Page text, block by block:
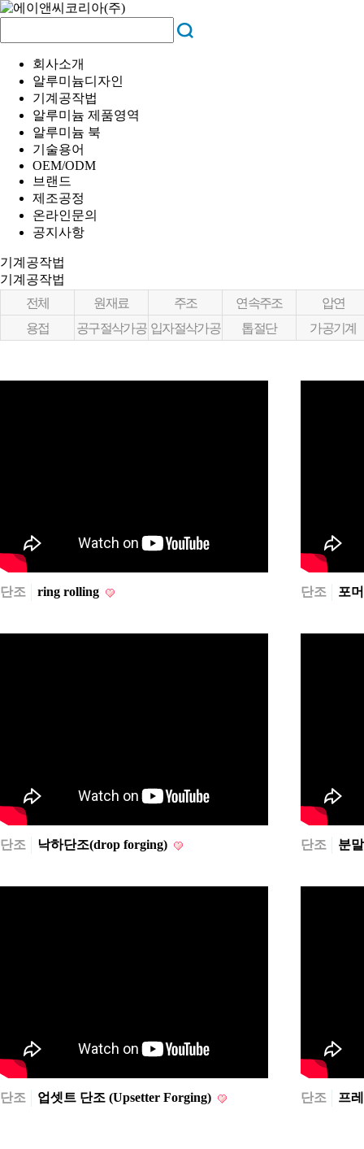
회사소개
알루미늄디자인
기계공작법
알루미늄 제품영역
알루미늄 북
기술용어
OEM/ODM
브랜드
제조공정
온라인문의
공지사항
기계공작법
기계공작법
전체
원재료 주조 연속주조
압연
용접
공구절삭가공 입자절삭가공 톱절단 가공기계
단조 ring rolling 단조 포
단조 낙하단조(drop forging) 단조 분
단조 업셋트 단조 (Upsetter Forging) 단조 프